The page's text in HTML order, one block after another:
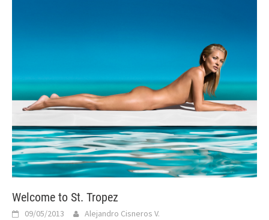
Welcome to St. Tropez
09/05/2013 Alejandro Cisneros V.